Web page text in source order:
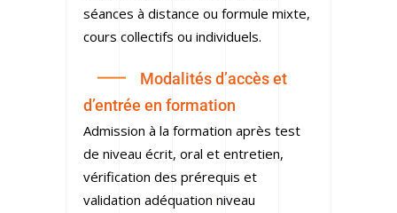
séances à distance ou formule mixte,
cours collectifs ou individuels.
Modalités d’accès et
d’entrée en formation
Admission à la formation après test
de niveau écrit, oral et entretien,
vérification des prérequis et
validation adéquation niveau